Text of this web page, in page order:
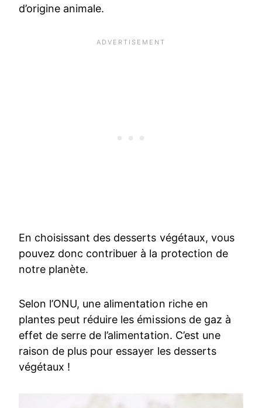
d’origine animale.
En choisissant des desserts végétaux, vous
pouvez donc contribuer à la protection de
notre planète.
Selon l’ONU, une alimentation riche en
plantes peut réduire les émissions de gaz à
effet de serre de l’alimentation. C’est une
raison de plus pour essayer les desserts
végétaux !